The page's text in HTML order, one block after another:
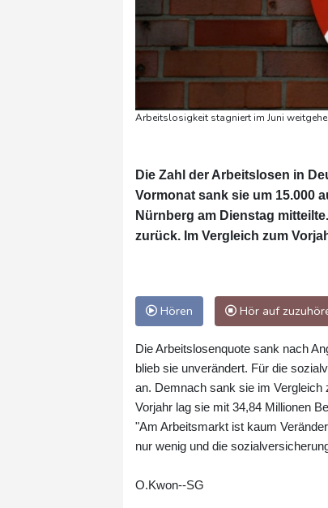
Arbeitslosigkeit stagniert im Juni
Die Zahl der Arbeitslosen in
Vormonat sank sie um 15.000
Nürnberg am Dienstag
zurück. Im Vergleich zum
Hören Hör auf
Die Arbeitslosenquote sank nach
blieb sie unverändert. Für die
an. Demnach sank sie im
Vorjahr lag sie mit 34,84 Millionen
"Am Arbeitsmarkt ist kaum
nur wenig und die
O.Kwon--SG